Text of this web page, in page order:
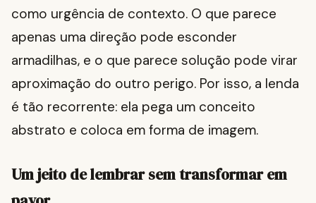
como urgência de contexto. O que parece
apenas uma direção pode esconder
armadilhas, e o que parece solução pode virar
aproximação do outro perigo. Por isso, a lenda
é tão recorrente: ela pega um conceito
abstrato e coloca em forma de imagem.
Um jeito de lembrar sem transformar em